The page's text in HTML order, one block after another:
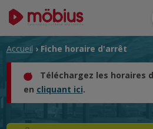
Accueil › Fiche horaire d'arrêt
Téléchargez les horaires
en cliquant ici.